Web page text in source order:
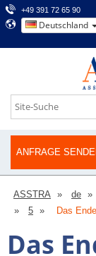
+49 391 72 65 90
Deutschland
ANFRAGE
ASSTRA de
5
Das
Das